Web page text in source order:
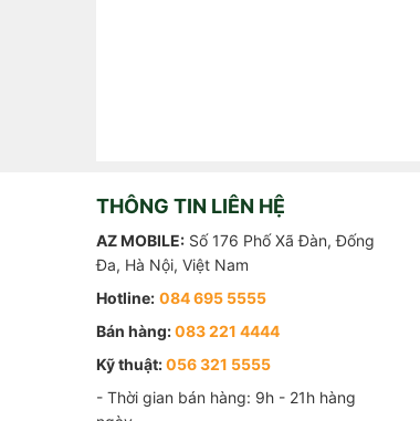
THÔNG TIN LIÊN HỆ
AZ MOBILE: Số 176 Phố Xã Đàn, Đống
Đa, Hà Nội, Việt Nam
Hotline: 084 695 5555
Bán hàng:083 221 4444
Kỹ thuật:056 321 5555
- Thời gian bán hàng: 9h - 21h hàng